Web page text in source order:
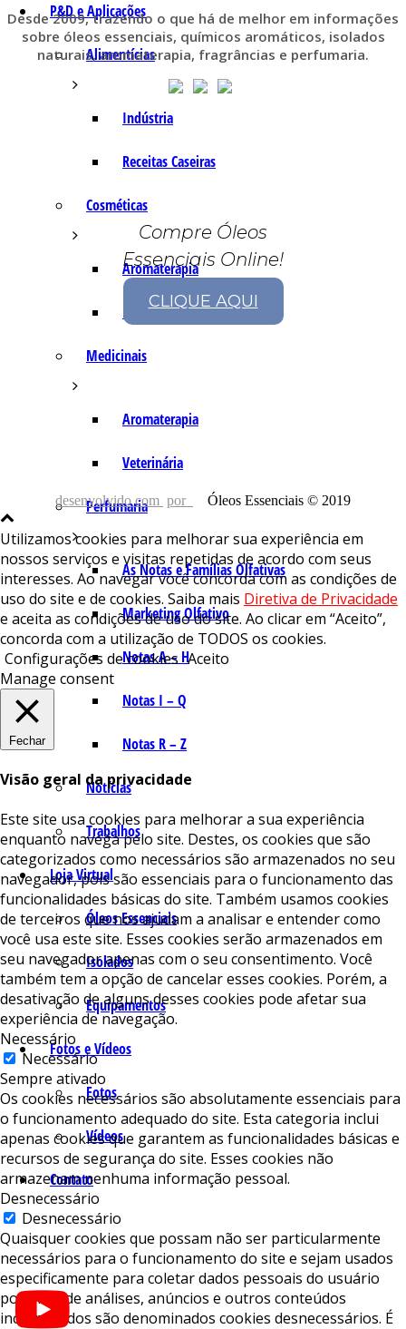
P&D e Aplicações
Alimentícias
Indústria
Receitas Caseiras
Cosméticas
Aromaterapia
Fórmulas Caseiras
Medicinais
Aromaterapia
Veterinária
Perfumaria
As Notas e Famílias Olfativas
Marketing Olfativo
Notas A – H
Notas I – Q
Notas R – Z
Notícias
Trabalhos
Loja Virtual
Óleos Essenciais
Isolados
Equipamentos
Fotos e Vídeos
Fotos
Vídeos
Contato
Desde 2009, trazendo o que há de melhor em informações
sobre óleos essenciais, químicos aromáticos, isolados
naturais, aromaterapia, fragrâncias e perfumaria.
Compre Óleos
Essenciais Online!
CLIQUE AQUI
desenvolvido com por Óleos Essenciais © 2019
Utilizamos cookies para melhorar sua experiência em
nossos serviços e visitas repetidas de acordo com seus
interesses. Ao navegar você concorda com as condições de
uso do site e de cookies. Saiba mais Diretiva de Privacidade
e aceita as condições de uso do site. Ao clicar em “Aceito”,
concorda com a utilização de TODOS os cookies.
Configurações de cookies Aceito
Manage consent
Fechar
Visão geral da privacidade
Este site usa cookies para melhorar a sua experiência
enquanto navega pelo site. Destes, os cookies que são
categorizados como necessários são armazenados no seu
navegador, pois são essenciais para o funcionamento das
funcionalidades básicas do site. Também usamos cookies
de terceiros que nos ajudam a analisar e entender como
você usa este site. Esses cookies serão armazenados em
seu navegador apenas com o seu consentimento. Você
também tem a opção de cancelar esses cookies. Porém, a
desativação de alguns desses cookies pode afetar sua
experiência de navegação.
Necessário
Necessário
Sempre ativado
Os cookies necessários são absolutamente essenciais para
o funcionamento adequado do site. Esta categoria inclui
apenas cookies que garantem as funcionalidades básicas e
recursos de segurança do site. Esses cookies não
armazenam nenhuma informação pessoal.
Desnecessário
Desnecessário
Quaisquer cookies que possam não ser particularmente
necessários para o funcionamento do site e sejam usados ​​
especificamente para coletar dados pessoais do usuário
por meio de análises, anúncios e outros conteúdos
incorporados são denominados cookies desnecessários. É